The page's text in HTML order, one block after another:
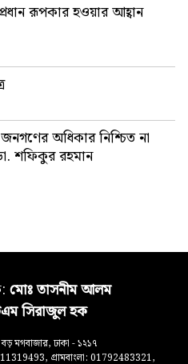
রূপকার হওয়ার আহ্বান
অধিকার নিশ্চিত না
শফিকুর রহমান
মোঃ তাসনীম আলম
সিরাজুল হক
মগবাজার, ঢাকা - ১২১৭
গ্রামবাংলা: 01792483321,